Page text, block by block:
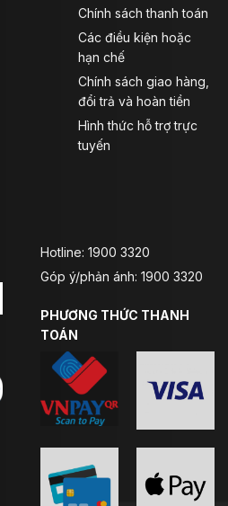
cấp toàn diện từ dòng Alba
form dáng châu Âu, Garda Air
phù hợp hơn với
vừa vặn, thoải mái và dễ mặc
Châu Âu về độ an toàn:
, đáp ứng các yêu cầu
Chính sách thanh toán
Các điều kiện hoặc
hạn chế
Chính sách giao hàng,
đổi trả và hoàn tiền
Hình thức hỗ trợ trực
tuyến
Hotline: 1900 3320
Góp ý/phản ánh: 1900 3320
PHƯƠNG THỨC THANH
TOÁN